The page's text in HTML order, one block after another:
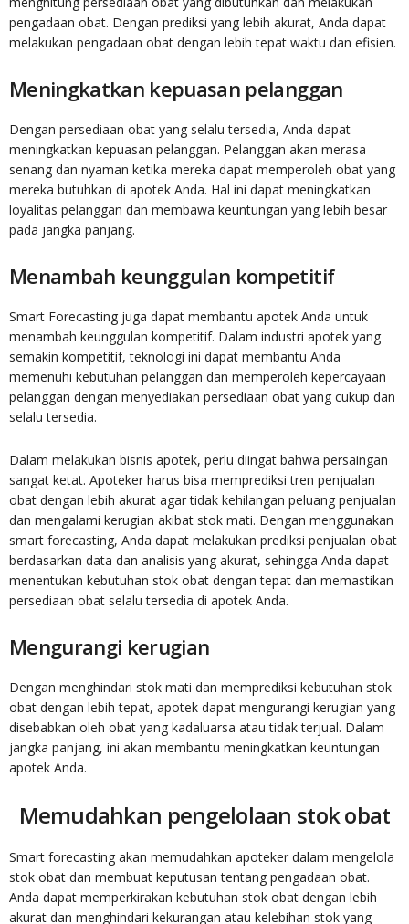
pengadaan obat. Dengan prediksi yang lebih akurat, Anda dapat
melakukan pengadaan obat dengan lebih tepat waktu dan efisien.
Meningkatkan kepuasan pelanggan
Dengan persediaan obat yang selalu tersedia, Anda dapat
meningkatkan kepuasan pelanggan. Pelanggan akan merasa
senang dan nyaman ketika mereka dapat memperoleh obat yang
mereka butuhkan di apotek Anda. Hal ini dapat meningkatkan
loyalitas pelanggan dan membawa keuntungan yang lebih besar
pada jangka panjang.
Menambah keunggulan kompetitif
Smart Forecasting juga dapat membantu apotek Anda untuk
menambah keunggulan kompetitif. Dalam industri apotek yang
semakin kompetitif, teknologi ini dapat membantu Anda
memenuhi kebutuhan pelanggan dan memperoleh kepercayaan
pelanggan dengan menyediakan persediaan obat yang cukup dan
selalu tersedia.
Dalam melakukan bisnis apotek, perlu diingat bahwa persaingan
sangat ketat. Apoteker harus bisa memprediksi tren penjualan
obat dengan lebih akurat agar tidak kehilangan peluang penjualan
dan mengalami kerugian akibat stok mati. Dengan menggunakan
smart forecasting, Anda dapat melakukan prediksi penjualan obat
berdasarkan data dan analisis yang akurat, sehingga Anda dapat
menentukan kebutuhan stok obat dengan tepat dan memastikan
persediaan obat selalu tersedia di apotek Anda.
Mengurangi kerugian
Dengan menghindari stok mati dan memprediksi kebutuhan stok
obat dengan lebih tepat, apotek dapat mengurangi kerugian yang
disebabkan oleh obat yang kadaluarsa atau tidak terjual. Dalam
jangka panjang, ini akan membantu meningkatkan keuntungan
apotek Anda.
Memudahkan pengelolaan stok obat
Smart forecasting akan memudahkan apoteker dalam mengelola
stok obat dan membuat keputusan tentang pengadaan obat.
Anda dapat memperkirakan kebutuhan stok obat dengan lebih
akurat dan menghindari kekurangan atau kelebihan stok yang